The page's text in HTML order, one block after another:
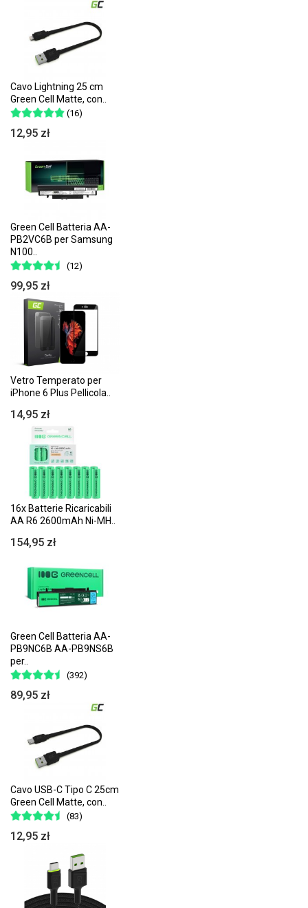
Cavo Lightning 25 cm
Green Cell Matte, con..
(16)
12,95 zł
Green Cell Batteria AA-
PB2VC6B per Samsung
N100..
(12)
99,95 zł
Vetro Temperato per
iPhone 6 Plus Pellicola..
14,95 zł
16x Batterie Ricaricabili
AA R6 2600mAh Ni-MH..
154,95 zł
Green Cell Batteria AA-
PB9NC6B AA-PB9NS6B
per..
(392)
89,95 zł
Cavo USB-C Tipo C 25cm
Green Cell Matte, con..
(83)
12,95 zł